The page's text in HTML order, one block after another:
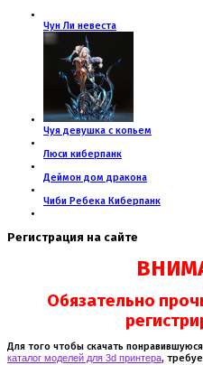
Чун Ли невеста
Чуя девушка с копьем
Люси киберпанк
Деймон дом дракона
Чиби Ребека Киберпанк
Регистрация на сайте
Обязательно
Для того чтобы скачать
каталог моделей для 3d принтера,